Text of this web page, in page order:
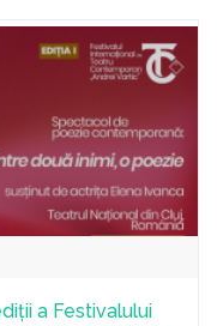
a Festivalului